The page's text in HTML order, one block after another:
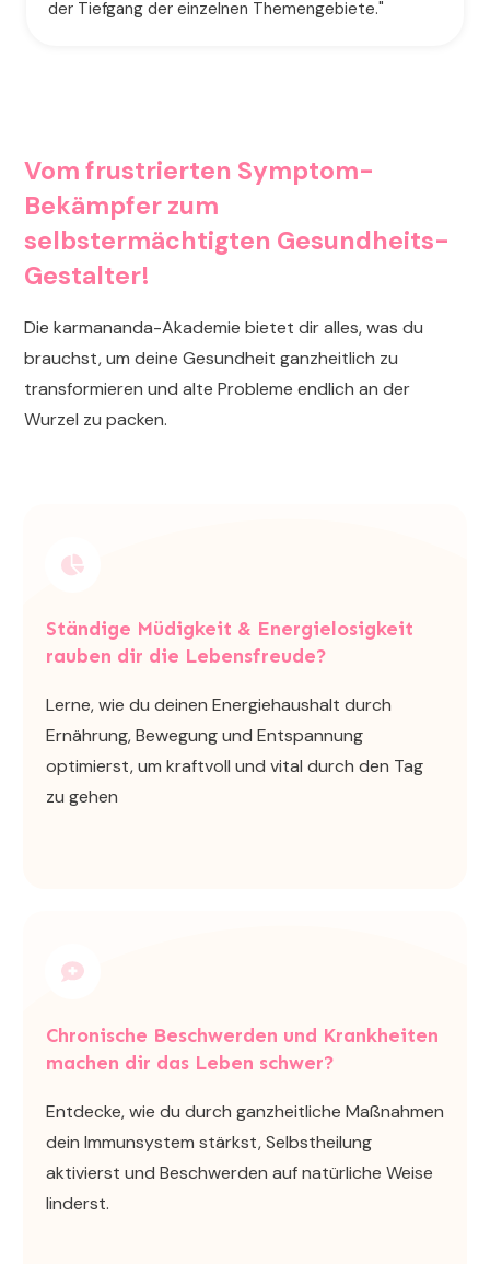
der Tiefgang der einzelnen Themengebiete."
Vom frustrierten Symptom-
Bekämpfer zum
selbstermächtigten Gesundheits-
Gestalter!
Die karmananda-Akademie bietet dir alles, was du
brauchst, um deine Gesundheit ganzheitlich zu
transformieren und alte Probleme endlich an der
Wurzel zu packen.
Ständige Müdigkeit & Energielosigkeit
rauben dir die Lebensfreude?
Lerne, wie du deinen Energiehaushalt durch
Ernährung, Bewegung und Entspannung
optimierst, um kraftvoll und vital durch den Tag
zu gehen
Chronische Beschwerden und Krankheiten
machen dir das Leben schwer?
Entdecke, wie du durch ganzheitliche Maßnahmen
dein Immunsystem stärkst, Selbstheilung
aktivierst und Beschwerden auf natürliche Weise
linderst.